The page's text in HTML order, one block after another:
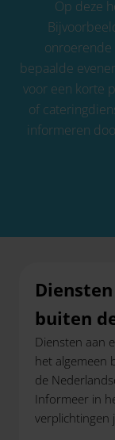
Op deze
onroerende
bepaalde
voor een korte
of
informeren
buiten
Diensten aan
het algemeen
de
Informeer in
verplichtingen